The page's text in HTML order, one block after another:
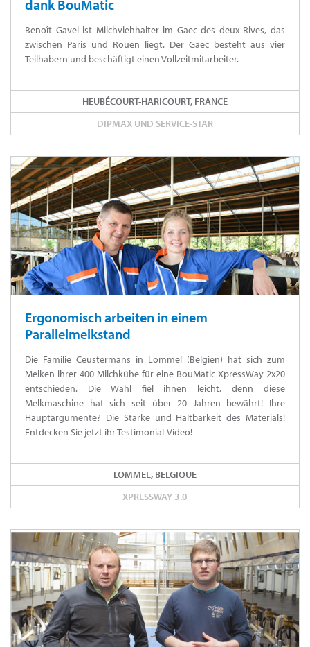
dank BouMatic
Benoît Gavel ist Milchviehhalter im Gaec des deux Rives, das
zwischen Paris und Rouen liegt. Der Gaec besteht aus vier
Teilhabern und beschäftigt einen Vollzeitmitarbeiter.
HEUBÉCOURT-HARICOURT, FRANCE
DIPMAX UND SERVICE-STAR
Ergonomisch arbeiten in einem
Parallelmelkstand
Die Familie Ceustermans in Lommel (Belgien) hat sich zum
Melken ihrer 400 Milchkühe für eine BouMatic XpressWay 2x20
entschieden. Die Wahl fiel ihnen leicht, denn diese
Melkmaschine hat sich seit über 20 Jahren bewährt! Ihre
Hauptargumente? Die Stärke und Haltbarkeit des Materials!
Entdecken Sie jetzt ihr Testimonial-Video!
LOMMEL, BELGIQUE
XPRESSWAY 3.0